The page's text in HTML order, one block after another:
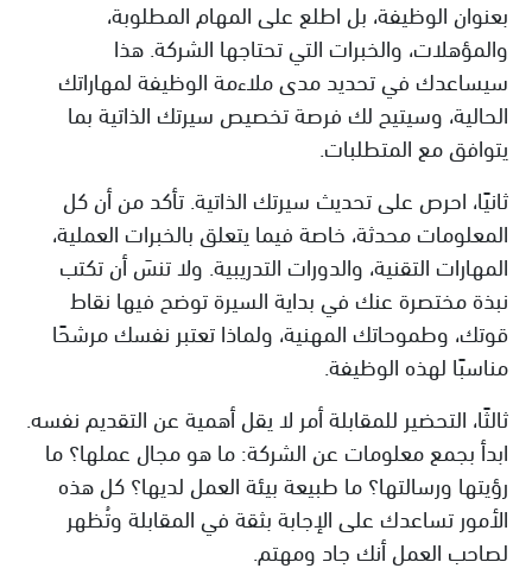
بعنوان الوظيفة، بل اطلع على المهام المطلوبة،
والمؤهلات، والخبرات التي تحتاجها الشركة. هذا
سيساعدك في تحديد مدى ملاءمة الوظيفة لمهاراتك
الحالية، وسيتيح لك فرصة تخصيص سيرتك الذاتية بما
يتوافق مع المتطلبات.
ثانيًا، احرص على تحديث سيرتك الذاتية. تأكد من أن كل
المعلومات محدثة، خاصة فيما يتعلق بالخبرات العملية،
المهارات التقنية، والدورات التدريبية. ولا تنسَ أن تكتب
نبذة مختصرة عنك في بداية السيرة توضح فيها نقاط
قوتك، وطموحاتك المهنية، ولماذا تعتبر نفسك مرشحًا
مناسبًا لهذه الوظيفة.
ثالثًا، التحضير للمقابلة أمر لا يقل أهمية عن التقديم نفسه.
ابدأ بجمع معلومات عن الشركة: ما هو مجال عملها؟ ما
رؤيتها ورسالتها؟ ما طبيعة بيئة العمل لديها؟ كل هذه
الأمور تساعدك على الإجابة بثقة في المقابلة وتُظهر
لصاحب العمل أنك جاد ومهتم.